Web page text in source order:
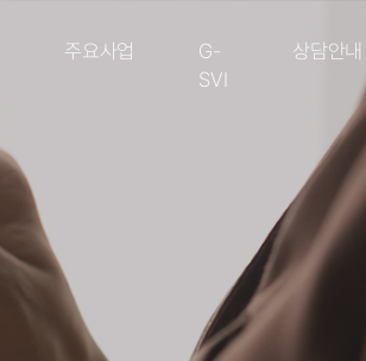
주요사업
G-
SVI
상담안내